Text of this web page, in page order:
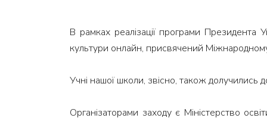
В рамках реалізації програми Президента
культури онлайн, присвячений
Учні нашої школи, звісно, також долучились
Організаторами заходу є Міністерство